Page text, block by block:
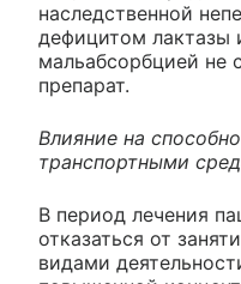
наследственной
дефицитом лактазы
мальабсорбцией не
препарат.
Влияние на
транспортными
В период лечения
отказаться от
видами